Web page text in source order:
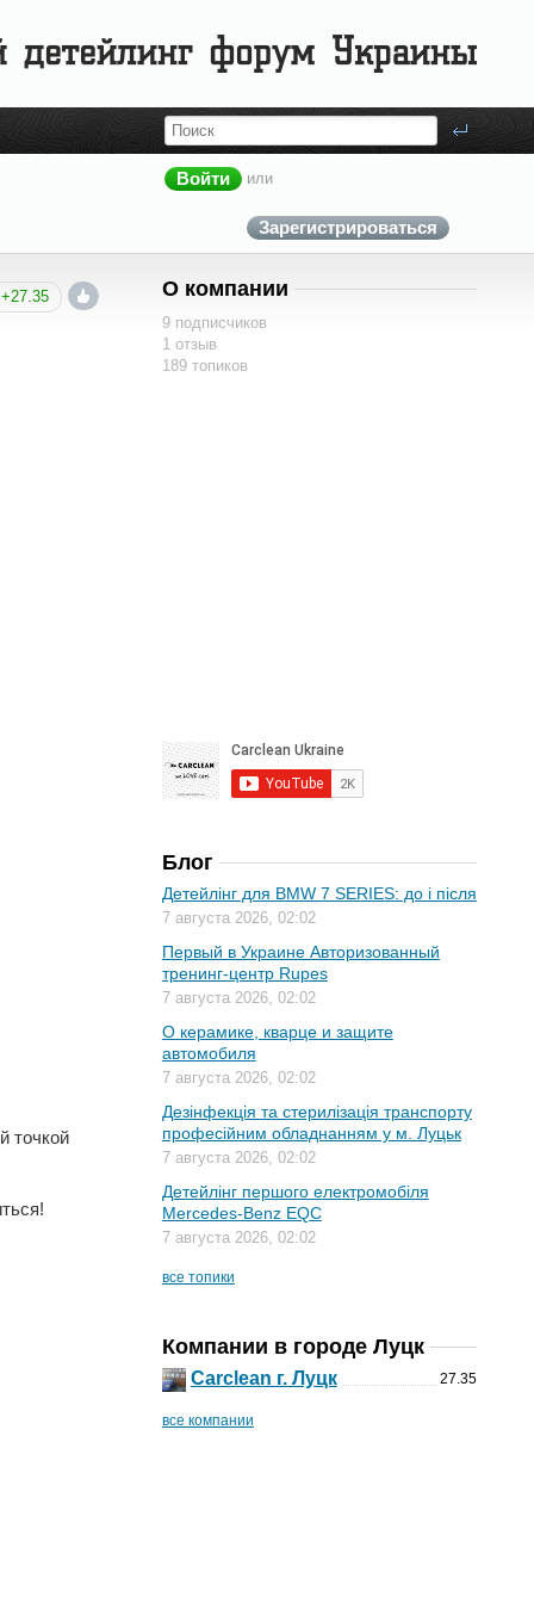
Войти или
Зарегистрироваться
О компании
9 подписчиков
1 отзыв
189 топиков
Блог
Детейлінг для BMW 7 SERIES: до і після
7 августа 2026, 02:02
Первый в Украине Авторизованный
тренинг-центр Rupes
7 августа 2026, 02:02
О керамике, кварце и защите
автомобиля
7 августа 2026, 02:02
Дезінфекція та стерилізація транспорту
професійним обладнанням у м. Луцьк
7 августа 2026, 02:02
Детейлінг першого електромобіля
Mercedes-Benz EQC
7 августа 2026, 02:02
все топики
Компании в городе Луцк
Сarclean г. Луцк 27.35
все компании
+27.35
точкой